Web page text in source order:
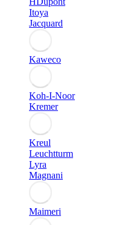
Itoya
Jacquard
Kaweco
Koh-I-Noor
Kremer
Kreul
Leuchtturm
Lyra
Magnani
Maimeri